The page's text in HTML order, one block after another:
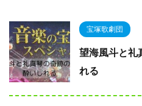
宝塚歌劇団
望海風斗と礼
れる